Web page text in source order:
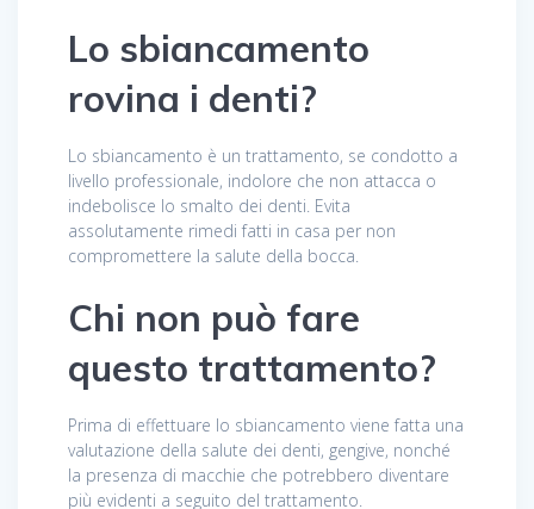
Lo sbiancamento
rovina i denti?
Lo sbiancamento è un trattamento, se condotto a
livello professionale, indolore che non attacca o
indebolisce lo smalto dei denti. Evita
assolutamente rimedi fatti in casa per non
compromettere la salute della bocca.
Chi non può fare
questo trattamento?
Prima di effettuare lo sbiancamento viene fatta una
valutazione della salute dei denti, gengive, nonché
la presenza di macchie che potrebbero diventare
più evidenti a seguito del trattamento.